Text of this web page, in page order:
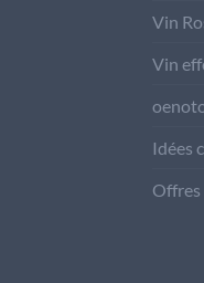
Vin
Vin
Idées
Offres